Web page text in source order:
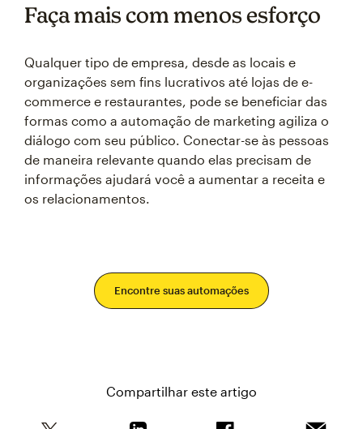
Faça mais com menos esforço
Qualquer tipo de empresa, desde as locais e
organizações sem fins lucrativos até lojas de e-
commerce e restaurantes, pode se beneficiar das
formas como a automação de marketing agiliza o
diálogo com seu público. Conectar-se às pessoas
de maneira relevante quando elas precisam de
informações ajudará você a aumentar a receita e
os relacionamentos.
Encontre suas automações
Compartilhar este artigo